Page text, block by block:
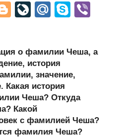
Bl
g
er
Li
J
o
ur
n
al
M
u
S
e
о фамилии Чеша, а
история
значение,
Какая история
Чеша? Откуда
Какой
с фамилией Чеша?
фамилия Чеша?